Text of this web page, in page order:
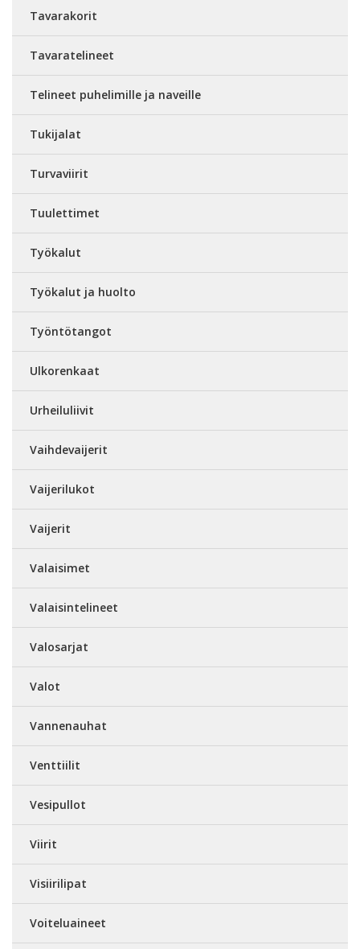
Tavarakorit
Tavaratelineet
Telineet puhelimille ja naveille
Tukijalat
Turvaviirit
Tuulettimet
Työkalut
Työkalut ja huolto
Työntötangot
Ulkorenkaat
Urheiluliivit
Vaihdevaijerit
Vaijerilukot
Vaijerit
Valaisimet
Valaisintelineet
Valosarjat
Valot
Vannenauhat
Venttiilit
Vesipullot
Viirit
Visiirilipat
Voiteluaineet